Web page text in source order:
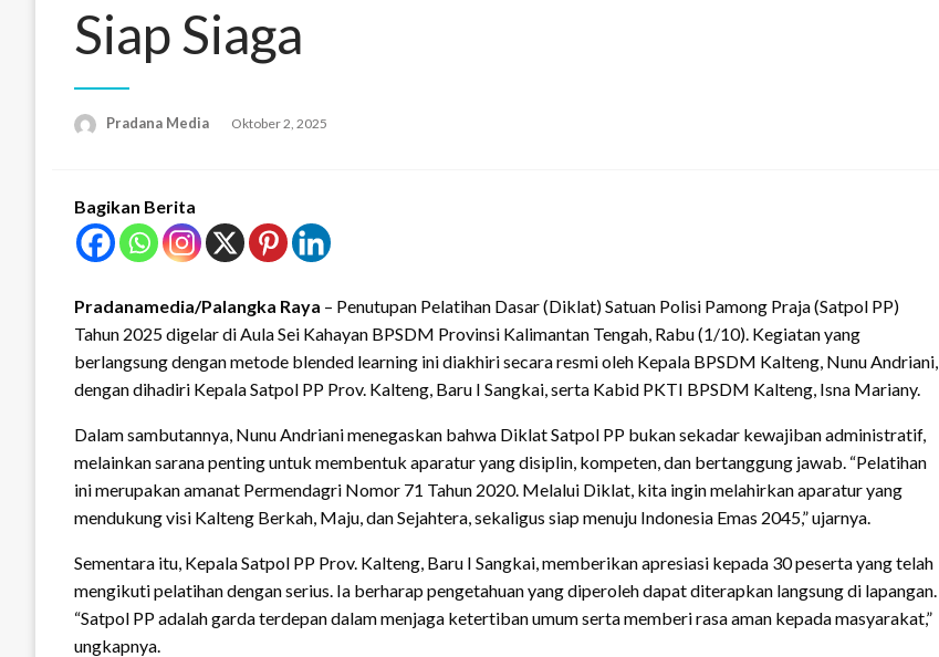
Siap Siaga
Pradana Media Oktober 2, 2025
Bagikan Berita
Pradanamedia/Palangka Raya – Penutupan Pelatihan Dasar (Diklat) Satuan Polisi Pamong Praja (Satpol PP)
Tahun 2025 digelar di Aula Sei Kahayan BPSDM Provinsi Kalimantan Tengah, Rabu (1/10). Kegiatan yang
berlangsung dengan metode blended learning ini diakhiri secara resmi oleh Kepala BPSDM Kalteng, Nunu Andriani,
dengan dihadiri Kepala Satpol PP Prov. Kalteng, Baru I Sangkai, serta Kabid PKTI BPSDM Kalteng, Isna Mariany.
Dalam sambutannya, Nunu Andriani menegaskan bahwa Diklat Satpol PP bukan sekadar kewajiban administratif,
melainkan sarana penting untuk membentuk aparatur yang disiplin, kompeten, dan bertanggung jawab. “Pelatihan
ini merupakan amanat Permendagri Nomor 71 Tahun 2020. Melalui Diklat, kita ingin melahirkan aparatur yang
mendukung visi Kalteng Berkah, Maju, dan Sejahtera, sekaligus siap menuju Indonesia Emas 2045,” ujarnya.
Sementara itu, Kepala Satpol PP Prov. Kalteng, Baru I Sangkai, memberikan apresiasi kepada 30 peserta yang telah
mengikuti pelatihan dengan serius. Ia berharap pengetahuan yang diperoleh dapat diterapkan langsung di lapangan.
“Satpol PP adalah garda terdepan dalam menjaga ketertiban umum serta memberi rasa aman kepada masyarakat,”
ungkapnya.